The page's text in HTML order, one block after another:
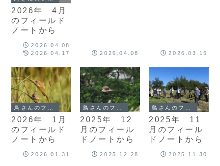
2026年 4月
のフィールド
ノートから
2026.04.08
2026.04.17
2026.04.08 2026.03.15
2026年 1月
のフィールド
ノートから
2026.01.31
2025年 12
月のフィール
ドノートから
2025.12.28
2025年 11
月のフィール
ドノートから
2025.11.30